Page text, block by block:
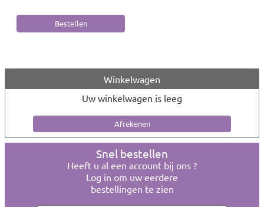
Winkelwagen
Uw winkelwagen is leeg
Snel bestellen
Heeft u al een account bij ons ?
Log in om uw eerdere
bestellingen te zien